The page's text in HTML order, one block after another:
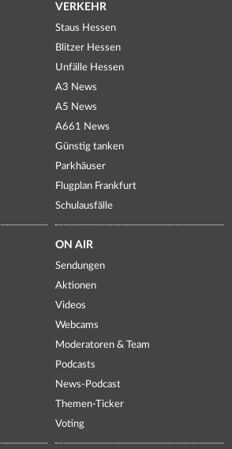
VERKEHR
Staus Hessen
Blitzer Hessen
Unfälle Hessen
A3 News
A5 News
A661 News
Günstig tanken
Parkhäuser
Flugplan Frankfurt
Schulausfälle
ON AIR
Sendungen
Aktionen
Videos
Webcams
Moderatoren & Team
Podcasts
News-Podcast
Themen-Ticker
Voting